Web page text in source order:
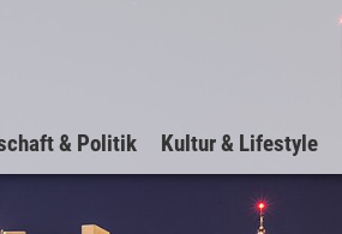
& Politik Kultur & Lifestyle